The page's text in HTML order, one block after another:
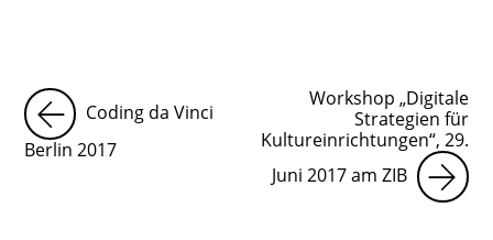
Coding da Vinci
Berlin 2017
Workshop „Digitale
Strategien für
Kultureinrichtungen“, 29.
Juni 2017 am ZIB